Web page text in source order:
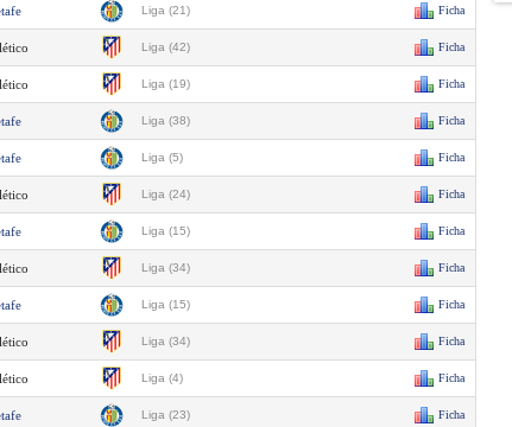
Liga (21) Ficha
Liga (42) Ficha
Liga (19) Ficha
Liga (38) Ficha
Liga (5) Ficha
Liga (24) Ficha
Liga (15) Ficha
Liga (34) Ficha
Liga (15) Ficha
Liga (34) Ficha
Liga (4) Ficha
Liga (23) Ficha